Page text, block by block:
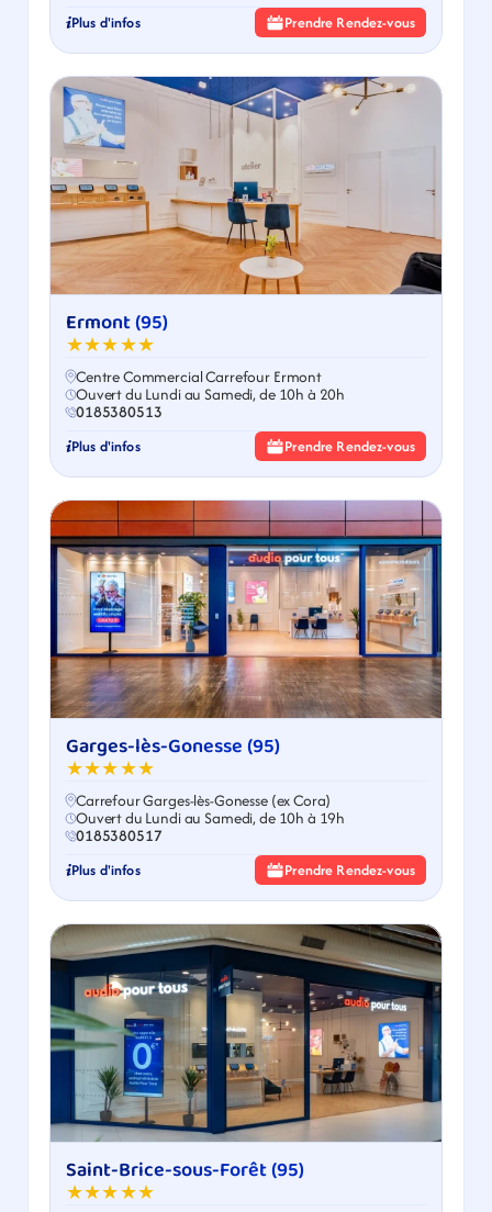
Plus d'infos Prendre Rendez-vous
Ermont (95)
★★★★★
Centre Commercial Carrefour Ermont
Ouvert du Lundi au Samedi, de 10h à 20h
0185380513
Plus d'infos Prendre Rendez-vous
Garges-lès-Gonesse (95)
★★★★★
Carrefour Garges-lès-Gonesse (ex Cora)
Ouvert du Lundi au Samedi, de 10h à 19h
0185380517
Plus d'infos Prendre Rendez-vous
Saint-Brice-sous-Forêt (95)
★★★★★